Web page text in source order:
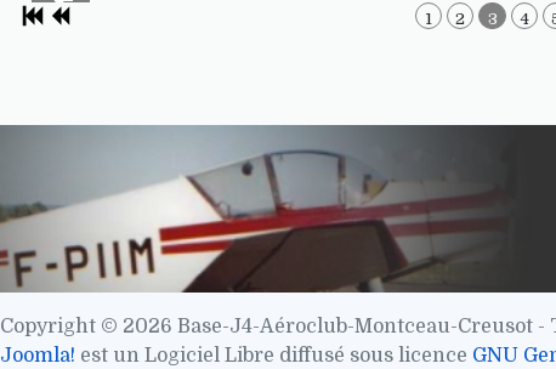
1 2 3 4
Copyright © 2026 Base-J4-Aéroclub-Montceau-Creusot -
Joomla! est un Logiciel Libre diffusé sous licence GNU